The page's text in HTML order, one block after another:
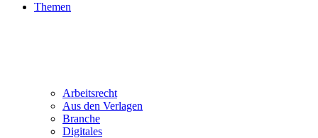
Themen
Arbeitsrecht
Aus den Verlagen
Branche
Digitales